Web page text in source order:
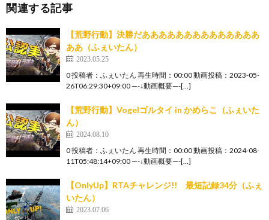
関連する記事
【荒野行動】決勝だああああああああああああああ
ああ（ふぇいたん）
2023.05.25
0 投稿者：ふぇいたん 再生時間：00:00 動画投稿：2023-05-
26T06:29:30+09:00 —-↓動画概要—-[…]
【荒野行動】Vogelゴルタイ in かめらこ（ふぇいた
ん）
2024.08.10
0 投稿者：ふぇいたん 再生時間：00:00 動画投稿：2024-08-
11T05:48:14+09:00 —-↓動画概要—-[…]
【OnlyUp】RTAチャレンジ!! 最短記録34分（ふぇ
いたん）
2023.07.06